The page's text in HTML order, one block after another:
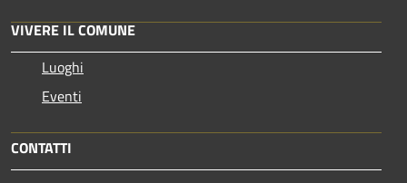
VIVERE IL COMUNE
Luoghi
Eventi
CONTATTI